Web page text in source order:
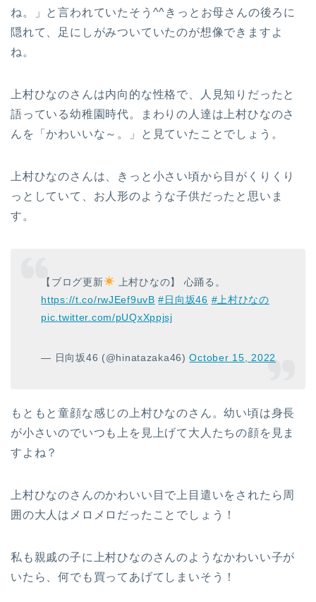
ね。」と言われていたそう^^きっとお母さんの後ろに
隠れて、足にしがみついていたのが想像できますよ
ね。
上村ひなのさんは内向的な性格で、人見知りだったと
語っている幼稚園時代。まわりの人達は上村ひなのさ
んを「かわいいな～。」と見ていたことでしょう。
上村ひなのさんは、きっと小さい頃から目がくりくり
っとしていて、お人形のような子供だったと思いま
す。
【ブログ更新
上村ひなの】 心踊る。
https://t.co/rwJEef9uvB #日向坂46 #上村ひなの
pic.twitter.com/pUQxXppjsj
— 日向坂46 (@hinatazaka46)October 15, 2022
もともと童顔な感じの上村ひなのさん。幼い頃は身長
が小さいのでいつも上を見上げて大人たちの顔を見ま
すよね？
上村ひなのさんのかわいい目で上目遣いをされたら周
囲の大人はメロメロだったことでしょう！
私も親戚の子に上村ひなのさんのようなかわいい子が
いたら、何でも買ってあげてしまいそう！